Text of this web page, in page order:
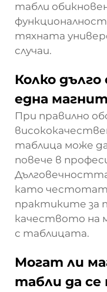
табли
тяхната
случаи.
Колко
една
При правилно
таблица може да
повече в
като
практиките за
качеството на
с таблицата.
Могат ли
табли да